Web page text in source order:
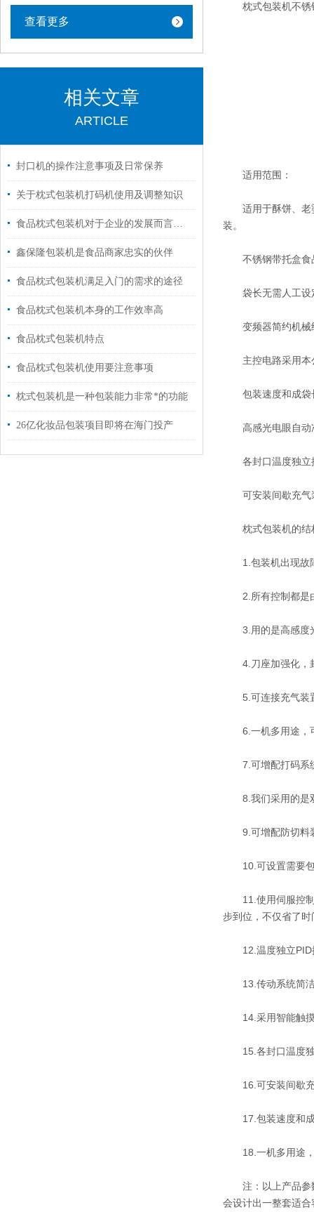
查看更多
相关文章
ARTICLE
封口机的操作注意事项及日常保养
关于枕式包装机打码机使用及调整知识
食品枕式包装机对于企业的发展而言是至关重要的
鑫保隆包装机是食品商家忠实的伙伴
食品枕式包装机满足入门的需求的途径
食品枕式包装机本身的工作效率高
食品枕式包装机特点
食品枕式包装机使用要注意事项
枕式包装机是一种包装能力非常*的功能
26亿化妆品包装项目即将在海门投产
枕式包装机不锈钢
适用范围：
适用于酥饼、老婆
装。
不锈钢带托盒食
袋长无需人工设
变频器简约机械
主控电路采用本公
包装速度和成袋长
高感光电眼自动
各封口温度独立
可安装间歇充气
枕式包装机的结
1.包装机出现故障
2.所有控制都是由
3.用的是高感度光
4.刀座加强化，
5.可连接充气装
6.一机多用途，
7.可增配打码系
8.我们采用的是
9.可增配防切料
10.可设置需要包
11.使用伺服控制
步到位，不仅省了
12.温度独立PID控
13.传动系统简洁
14.采用智能触摸
15.各封口温度独
16.可安装间歇充
17.包装速度和成
18.一机多用途，
注：以上产品参数
会设计出一整套适